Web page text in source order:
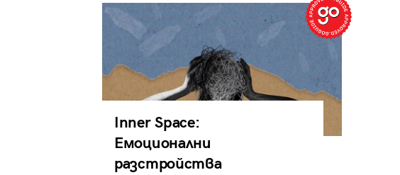
Inner Space:
Емоционални
разстройства